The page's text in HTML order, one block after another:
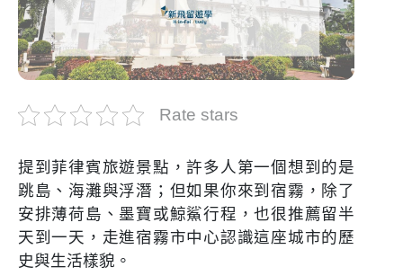
Rate stars
提到菲律賓旅遊景點，許多人第一個想到的是
跳島、海灘與浮潛；但如果你來到宿霧，除了
安排薄荷島、墨寶或鯨鯊行程，也很推薦留半
天到一天，走進宿霧市中心認識這座城市的歷
史與生活樣貌。